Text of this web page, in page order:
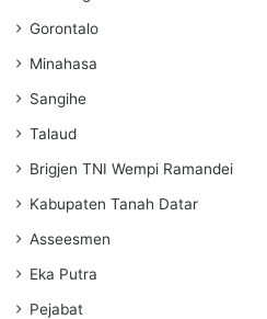
Gorontalo
Minahasa
Sangihe
Talaud
Brigjen TNI Wempi Ramandei
Kabupaten Tanah Datar
Asseesmen
Eka Putra
Pejabat